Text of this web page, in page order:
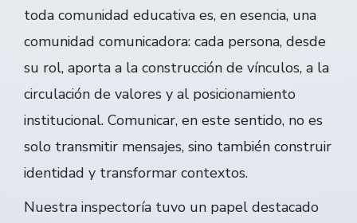
toda comunidad educativa es, en esencia, una
comunidad comunicadora: cada persona, desde
su rol, aporta a la construcción de vínculos, a la
circulación de valores y al posicionamiento
institucional. Comunicar, en este sentido, no es
solo transmitir mensajes, sino también construir
identidad y transformar contextos.
Nuestra inspectoría tuvo un papel destacado